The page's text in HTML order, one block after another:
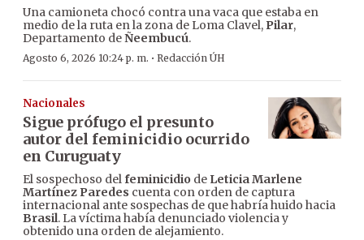
Una camioneta chocó contra una vaca que estaba en
medio de la ruta en la zona de Loma Clavel, Pilar,
Departamento deÑeembucú.
Agosto 6, 2026 10:24 p. m. · Redacción ÚH
Nacionales
Sigue prófugo el presunto
autor del feminicidio ocurrido
en Curuguaty
El sospechoso delfeminicidio de Leticia Marlene
Martínez Paredes cuenta con orden de captura
internacional ante sospechas de que habría huido hacia
Brasil. La víctima había denunciado violencia y
obtenido una orden de alejamiento.